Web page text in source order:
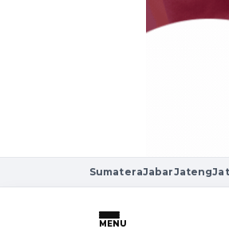
SumateraJabarJateng
MENU